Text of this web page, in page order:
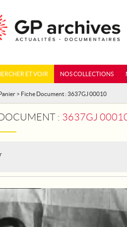
ET VOIR NOS COLLECTIONS
> Fiche Document : 3637GJ 00010
: 3637GJ